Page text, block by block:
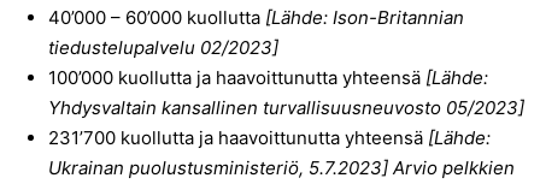
40’000 – 60’000 kuollutta [Lähde: Ison-Britannian
tiedustelupalvelu 02/2023]
100’000 kuollutta ja haavoittunutta yhteensä [Lähde:
Yhdysvaltain kansallinen turvallisuusneuvosto 05/2023]
231’700 kuollutta ja haavoittunutta yhteensä [Lähde:
Ukrainan puolustusministeriö, 5.7.2023] Arvio pelkkien